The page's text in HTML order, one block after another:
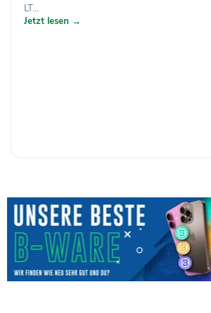
LT...
Jetzt lesen →